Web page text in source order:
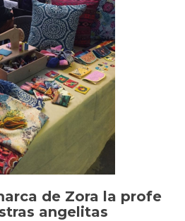
voluntaria
Angelito
de Zora la profe
angelitas